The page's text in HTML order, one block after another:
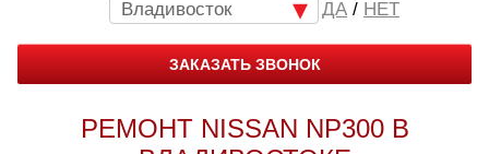
Владивосток / НЕТ
ЗАКАЗАТЬ ЗВОНОК
РЕМОНТ NISSAN NP300 В